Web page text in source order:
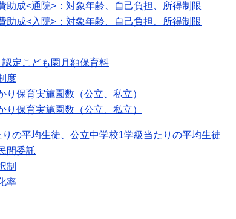
助成<通院>：対象年齢、自己負担、所得制限
助成<入院>：対象年齢、自己負担、所得制限
定こども園月額保育料
度
り保育実施園数（公立、私立）
り保育実施園数（公立、私立）
の平均生徒、公立中学校1学級当たりの平均生徒
間委託
制
率